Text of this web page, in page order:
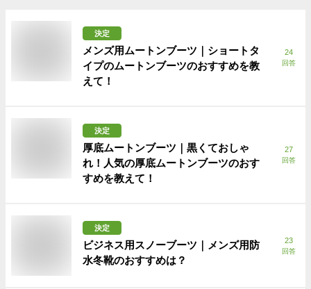
決定
メンズ用ムートンブーツ｜ショートタ
イプのムートンブーツのおすすめを教
えて！
24
回答
決定
厚底ムートンブーツ｜黒くておしゃ
れ！人気の厚底ムートンブーツのおす
すめを教えて！
27
回答
決定
ビジネス用スノーブーツ｜メンズ用防
水冬靴のおすすめは？
23
回答